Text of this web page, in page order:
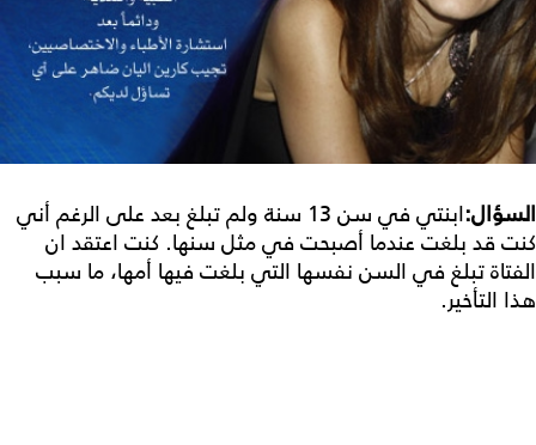
السؤال:
ابنتي في سن 13 سنة ولم تبلغ بعد على الرغم أني
كنت قد بلغت عندما أصبحت في مثل سنها. كنت اعتقد ان
الفتاة تبلغ في السن نفسها التي بلغت فيها أمها، ما سبب
هذا التأخير.